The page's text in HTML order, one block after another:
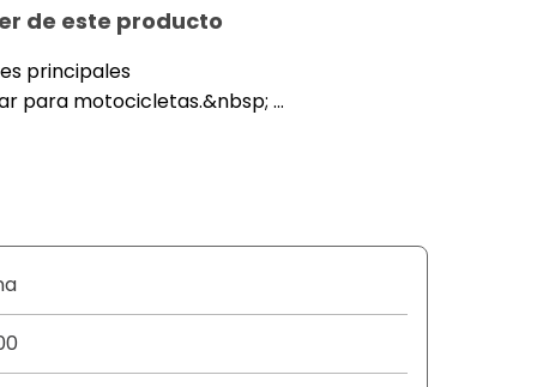
de este producto
principales
evita fugas.&nbsp;